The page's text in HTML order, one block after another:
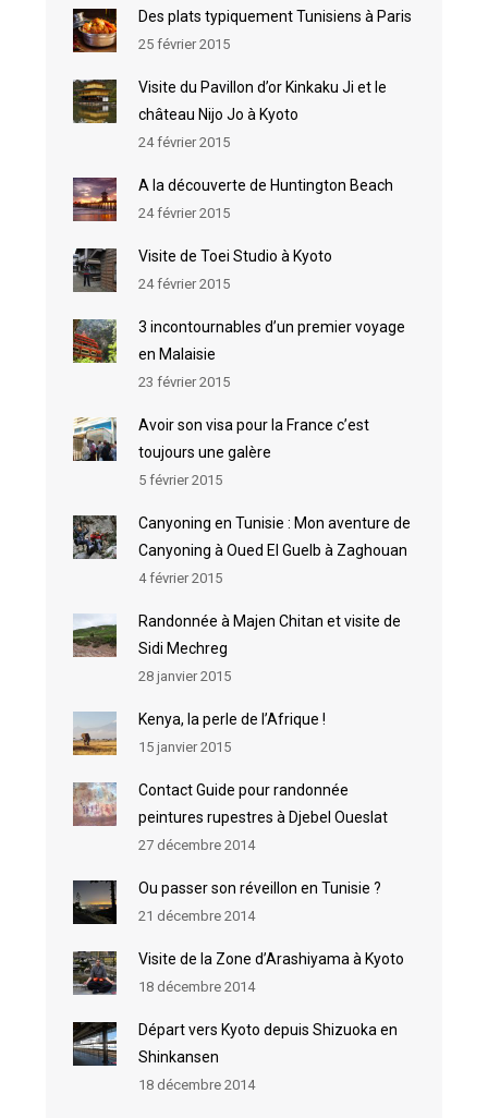
Des plats typiquement Tunisiens à Paris
25 février 2015
Visite du Pavillon d’or Kinkaku Ji et le
château Nijo Jo à Kyoto
24 février 2015
A la découverte de Huntington Beach
24 février 2015
Visite de Toei Studio à Kyoto
24 février 2015
3 incontournables d’un premier voyage
en Malaisie
23 février 2015
Avoir son visa pour la France c’est
toujours une galère
5 février 2015
Canyoning en Tunisie : Mon aventure de
Canyoning à Oued El Guelb à Zaghouan
4 février 2015
Randonnée à Majen Chitan et visite de
Sidi Mechreg
28 janvier 2015
Kenya, la perle de l’Afrique !
15 janvier 2015
Contact Guide pour randonnée
peintures rupestres à Djebel Oueslat
27 décembre 2014
Ou passer son réveillon en Tunisie ?
21 décembre 2014
Visite de la Zone d’Arashiyama à Kyoto
18 décembre 2014
Départ vers Kyoto depuis Shizuoka en
Shinkansen
18 décembre 2014